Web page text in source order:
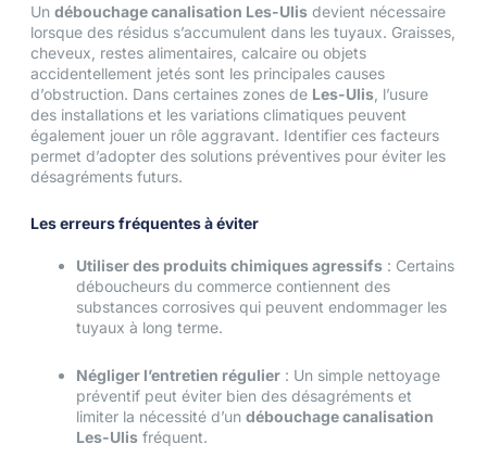
Un débouchage canalisation Les-Ulis devient nécessaire
lorsque des résidus s’accumulent dans les tuyaux. Graisses,
cheveux, restes alimentaires, calcaire ou objets
accidentellement jetés sont les principales causes
d’obstruction. Dans certaines zones de Les-Ulis , l’usure
des installations et les variations climatiques peuvent
également jouer un rôle aggravant. Identifier ces facteurs
permet d’adopter des solutions préventives pour éviter les
désagréments futurs.
Les erreurs fréquentes à éviter
Utiliser des produits chimiques agressifs : Certains
déboucheurs du commerce contiennent des
substances corrosives qui peuvent endommager les
tuyaux à long terme.
Négliger l’entretien régulier : Un simple nettoyage
préventif peut éviter bien des désagréments et
limiter la nécessité d’un débouchage canalisation
Les-Ulis fréquent.